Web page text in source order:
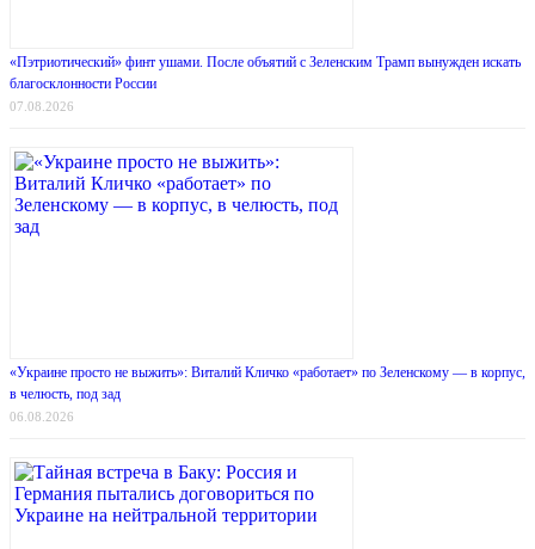
«Пэтриотический» финт ушами. После объятий с Зеленским Трамп вынужден искать
благосклонности России
07.08.2026
«Украине просто не выжить»: Виталий Кличко «работает» по Зеленскому — в корпус,
в челюсть, под зад
06.08.2026